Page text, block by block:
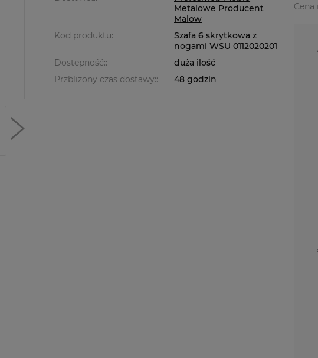
Metalowe Producent
Malow
Kod produktu:
Szafa 6 skrytkowa z
nogami WSU 0112020201
Dostepność::
duża ilość
Przbliżony czas dostawy::
48 godzin
Cena